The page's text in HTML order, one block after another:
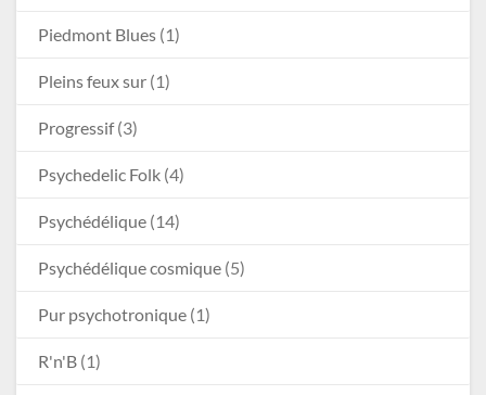
Piedmont Blues (1)
Pleins feux sur (1)
Progressif(3)
Psychedelic Folk (4)
Psychédélique (14)
Psychédélique cosmique (5)
Pur psychotronique (1)
R'n'B (1)